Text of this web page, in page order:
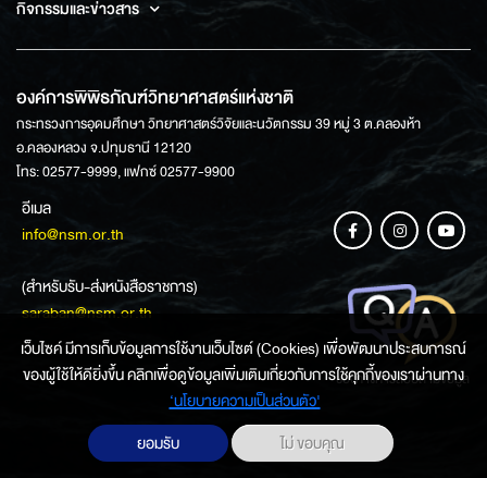
กิจกรรมและข่าวสาร
องค์การพิพิธภัณฑ์วิทยาศาสตร์แห่งชาติ
กระทรวงการอุดมศึกษา วิทยาศาสตร์วิจัยและนวัตกรรม 39 หมู่ 3 ต.คลองห้า
อ.คลองหลวง จ.ปทุมธานี 12120
โทร: 02577-9999, แฟกซ์ 02577-9900
อีเมล
info@nsm.or.th
(สำหรับรับ-ส่งหนังสือราชการ)
saraban@nsm.or.th
ช่องทางการสอบถามข้อมูล
เว็บไซค์ มีการเก็บข้อมูลการใช้งานเว็บไซต์ (Cookies) เพื่อพัฒนาประสบการณ์
ของผู้ใช้ให้ดียิ่งขึ้น คลิกเพื่อดูข้อมูลเพิ่มเติมเกี่ยวกับการใช้คุกกี้ของเราผ่านทาง
‘นโยบายความเป็นส่วนตัว'
ยอมรับ
ไม่ ขอบคุณ